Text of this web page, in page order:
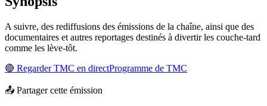
A suivre, des rediffusions des émissions de la chaîne, ainsi que des
documentaires et autres reportages destinés à divertir les couche-tard
comme les lève-tôt.
🔴 RegarderTMC en directProgramme de TMC
📤 Partager cette émission